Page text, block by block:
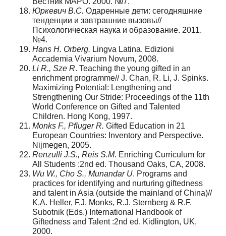
Юркевич В.С. Одаренные дети: сегодняшние
тенденции и завтрашние вызовы//
Психологическая наука и образование. 2011.
№4.
Hans H. Orberg. Lingva Latina. Edizioni
Accademia Vivarium Novum, 2008.
Li R., Sze R. Teaching the young gifted in an
enrichment programme// J. Chan, R. Li, J. Spinks.
Maximizing Potential: Lengthening and
Strengthening Our Stride: Proceedings of the 11th
World Conference on Gifted and Talented
Children. Hong Kong, 1997.
Monks F., Pfluger R. Gifted Education in 21
European Countries: Inventory and Perspective.
Nijmegen, 2005.
Renzulli J.S., Reis S.M. Enriching Curriculum for
All Students :2nd ed. Thousand Oaks, CA, 2008.
Wu W., Cho S., Munandar U. Programs and
practices for identifying and nurturing giftedness
and talent in Asia (outside the mainland of China)//
K.A. Heller, F.J. Monks, R.J. Sternberg & R.F.
Subotnik (Eds.) International Handbook of
Giftedness and Talent :2nd ed. Kidlington, UK,
2000.